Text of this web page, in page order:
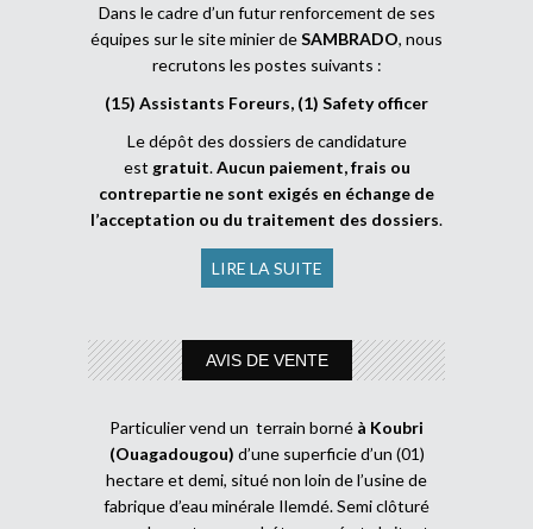
Dans le cadre d’un futur renforcement de ses
équipes sur le site minier deSAMBRADO, nous
recrutons les postes suivants :
(15) Assistants Foreurs, (1) Safety officer
Le dépôt des dossiers de candidature
est gratuit.Aucun paiement, frais ou
contrepartie ne sont exigés en échange de
l’acceptation ou du traitement des dossiers.
LIRE LA SUITE
AVIS DE VENTE
Particulier vend un terrain borné à Koubri
(Ouagadougou) d’une superficie d’un (01)
hectare et demi, situé non loin de l’usine de
fabrique d’eau minérale Ilemdé. Semi clôturé